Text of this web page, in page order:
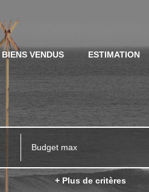
BIENS VENDUS ESTIMATION
+ Plus de critères